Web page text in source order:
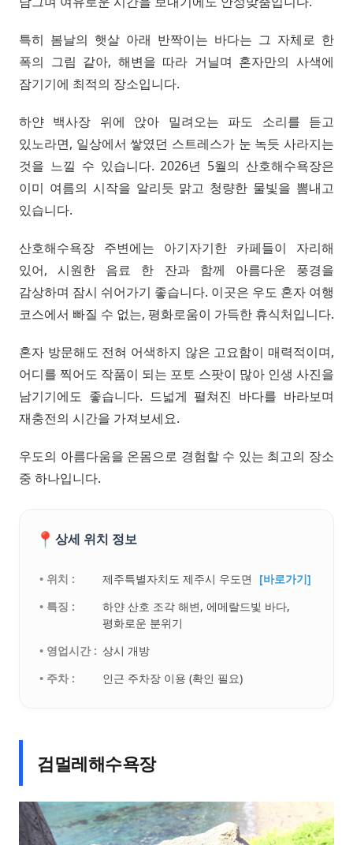
특히 봄날의 햇살 아래 반짝이는 바다는 그 자체로 한
폭의 그림 같아, 해변을 따라 거닐며 혼자만의 사색에
잠기기에 최적의 장소입니다.
하얀 백사장 위에 앉아 밀려오는 파도 소리를 듣고
있노라면, 일상에서 쌓였던 스트레스가 눈 녹듯 사라지는
것을 느낄 수 있습니다. 2026년 5월의 산호해수욕장은
이미 여름의 시작을 알리듯 맑고 청량한 물빛을 뽐내고
있습니다.
산호해수욕장 주변에는 아기자기한 카페들이 자리해
있어, 시원한 음료 한 잔과 함께 아름다운 풍경을
감상하며 잠시 쉬어가기 좋습니다. 이곳은 우도 혼자 여행
코스에서 빠질 수 없는, 평화로움이 가득한 휴식처입니다.
혼자 방문해도 전혀 어색하지 않은 고요함이 매력적이며,
어디를 찍어도 작품이 되는 포토 스팟이 많아 인생 사진을
남기기에도 좋습니다. 드넓게 펼쳐진 바다를 바라보며
재충전의 시간을 가져보세요.
우도의 아름다움을 온몸으로 경험할 수 있는 최고의 장소
중 하나입니다.
📍 상세 위치 정보
• 위치 : 제주특별자치도 제주시 우도면
[바로가기]
• 특징 :
하얀 산호 조각 해변, 에메랄드빛 바다,
평화로운 분위기
• 영업시간 : 상시 개방
• 주차 :
인근 주차장 이용 (확인 필요)
검멀레해수욕장